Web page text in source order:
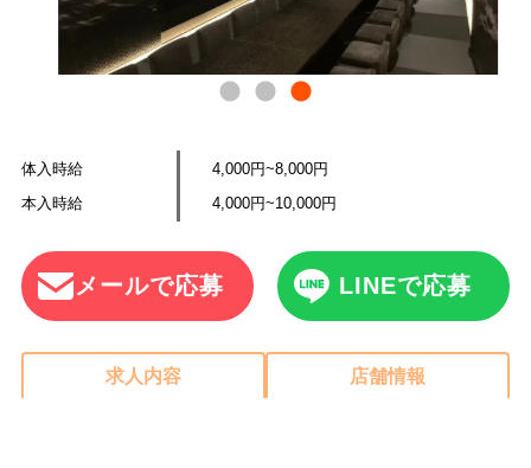
体入時給
4,000円~8,000円
本入時給
4,000円~10,000円
メールで応募 LINEで応募
求人内容 店舗情報